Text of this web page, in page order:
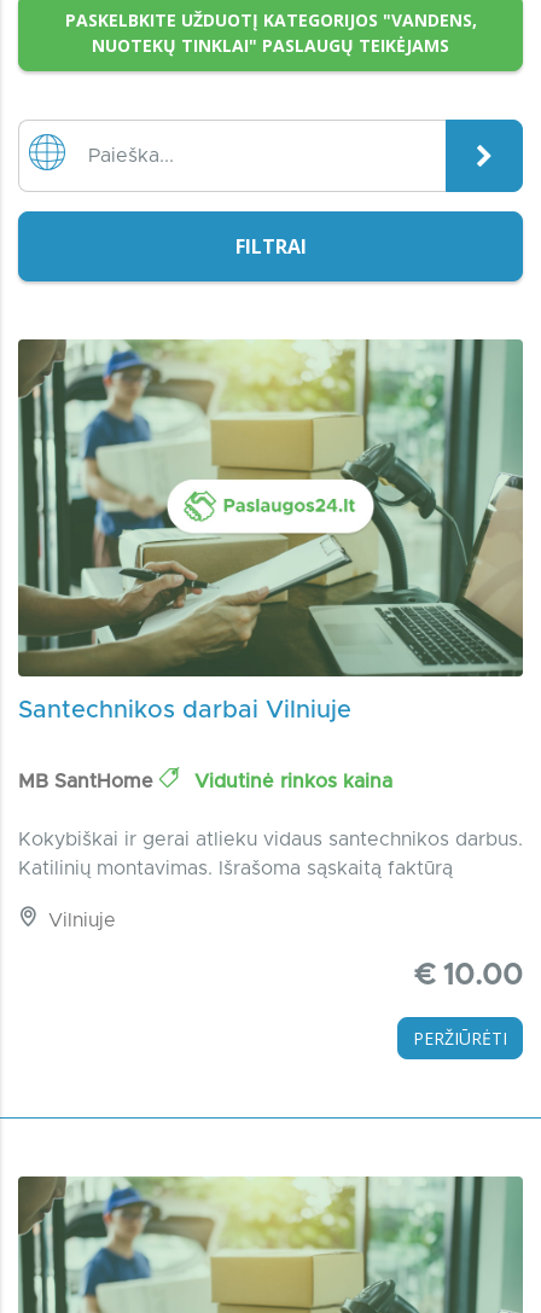
PASKELBKITE UŽDUOTĮ KATEGORIJOS "VANDENS,
NUOTEKŲ TINKLAI" PASLAUGŲ TEIKĖJAMS
FILTRAI
Santechnikos darbai Vilniuje
MB SantHome Vidutinė rinkos kaina
Kokybiškai ir gerai atlieku vidaus santechnikos darbus.
Katilinių montavimas. Išrašoma sąskaitą faktūrą
Vilniuje
€ 10.00
PERŽIŪRĖTI